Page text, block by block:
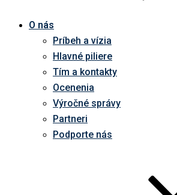
O nás
Príbeh a vízia
Hlavné piliere
Tím a kontakty
Ocenenia
Výročné správy
Partneri
Podporte nás